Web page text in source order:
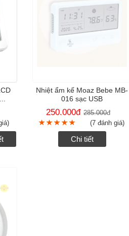
Nhiệt ẩm kế Moaz Bebe MB-
016 sạc USB
250.000đ 285.000đ
(7 đánh giá)
Chi tiết